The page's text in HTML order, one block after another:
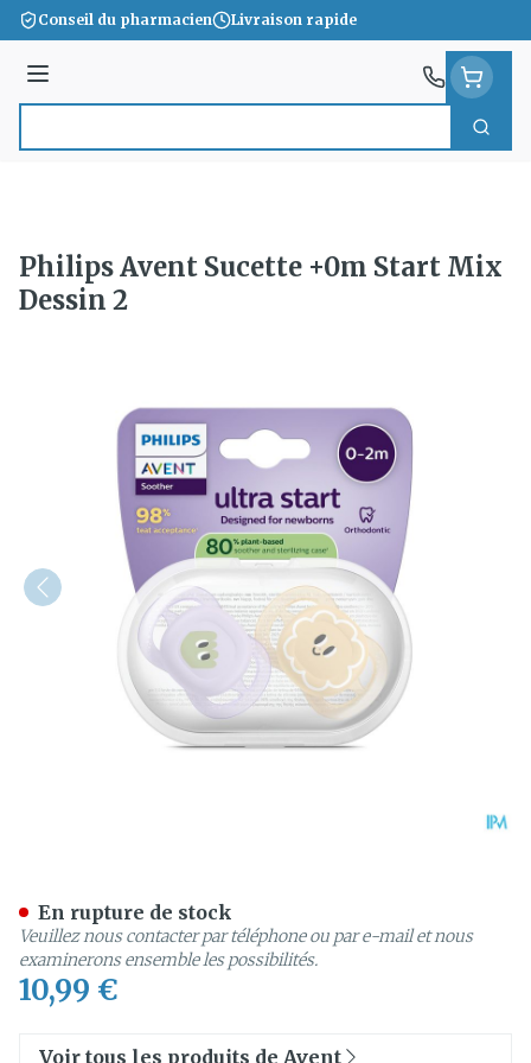
Aller au contenu
Conseil du pharmacien Livraison rapide
Menu
Philips Avent Sucette +0m Start Mix
Dessin 2
10,99 €
En rupture de stock
Veuillez nous contacter par téléphone ou par e-mail et nous
examinerons ensemble les possibilités.
Voir tous les produits de Avent